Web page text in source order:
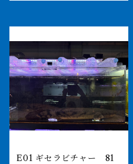
E01 ギセラビチャー 81